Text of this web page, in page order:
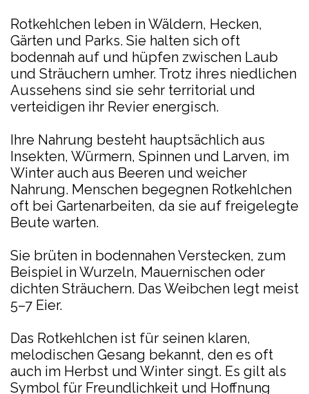
Rotkehlchen leben in Wäldern, Hecken,
Gärten und Parks. Sie halten sich oft
bodennah auf und hüpfen zwischen Laub
und Sträuchern umher. Trotz ihres niedlichen
Aussehens sind sie sehr territorial und
verteidigen ihr Revier energisch.
Ihre Nahrung besteht hauptsächlich aus
Insekten, Würmern, Spinnen und Larven, im
Winter auch aus Beeren und weicher
Nahrung. Menschen begegnen Rotkehlchen
oft bei Gartenarbeiten, da sie auf freigelegte
Beute warten.
Sie brüten in bodennahen Verstecken, zum
Beispiel in Wurzeln, Mauernischen oder
dichten Sträuchern. Das Weibchen legt meist
5–7 Eier.
Das Rotkehlchen ist für seinen klaren,
melodischen Gesang bekannt, den es oft
auch im Herbst und Winter singt. Es gilt als
Symbol für Freundlichkeit und Hoffnung